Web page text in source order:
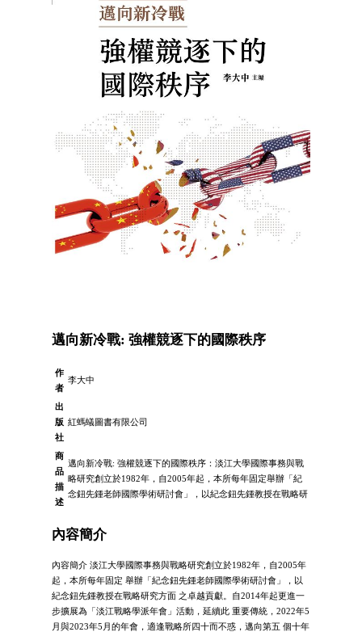
邁向新冷戰: 強權競逐下的國際秩序
作
者
李大中
出
版
社
紅螞蟻圖書有限公司
商
品
描
述
邁向新冷戰: 強權競逐下的國際秩序：淡江大學國際事務與戰
略研究創立於1982年，自2005年起，本所每年固定舉辦「紀
念鈕先鍾老師國際學術研討會」，以紀念鈕先鍾教授在戰略研
內容簡介
內容簡介 淡江大學國際事務與戰略研究創立於1982年，自2005年
起，本所每年固定 舉辦「紀念鈕先鍾老師國際學術研討會」，以
紀念鈕先鍾教授在戰略研究方面 之卓越貢獻。自2014年起更進一
步擴展為「淡江戰略學派年會」活動，延續此 重要傳統，2022年5
月與2023年5月的年會，適逢戰略所四十而不惑，邁向第五 個十年